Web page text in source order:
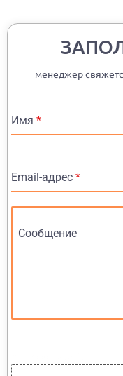
менеджер
Имя *
Email-адрес *
Сообщение